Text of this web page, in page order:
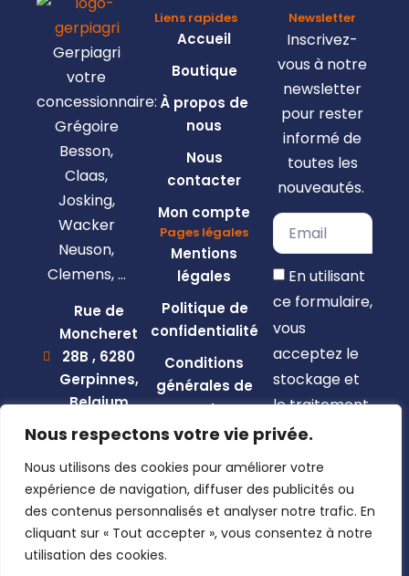
Nous respectons votre vie privée.
Nous utilisons des cookies pour améliorer votre
expérience de navigation, diffuser des publicités ou
des contenus personnalisés et analyser notre trafic. En
cliquant sur « Tout accepter », vous consentez à notre
utilisation des cookies.
Gerpiagri
votre
concessionnaire:
Grégoire
Besson,
Claas,
Josking,
Wacker
Neuson,
Clemens, …
Rue de
Moncheret
28B , 6280
Gerpinnes,
Belgium
+32 492
marcellin@gerpiagri.be
BE
0793.946.582
Liens rapides
Accueil
Boutique
À propos de
nous
Nous
contacter
Mon compte
Pages légales
Mentions
légales
Politique de
confidentialité
Conditions
générales de
vente
Newsletter
Inscrivez-
vous à notre
newsletter
pour rester
informé de
toutes les
nouveautés.
En utilisant
ce formulaire,
vous
acceptez le
stockage et
le traitement
de vos
ce site web.
S'inscrire